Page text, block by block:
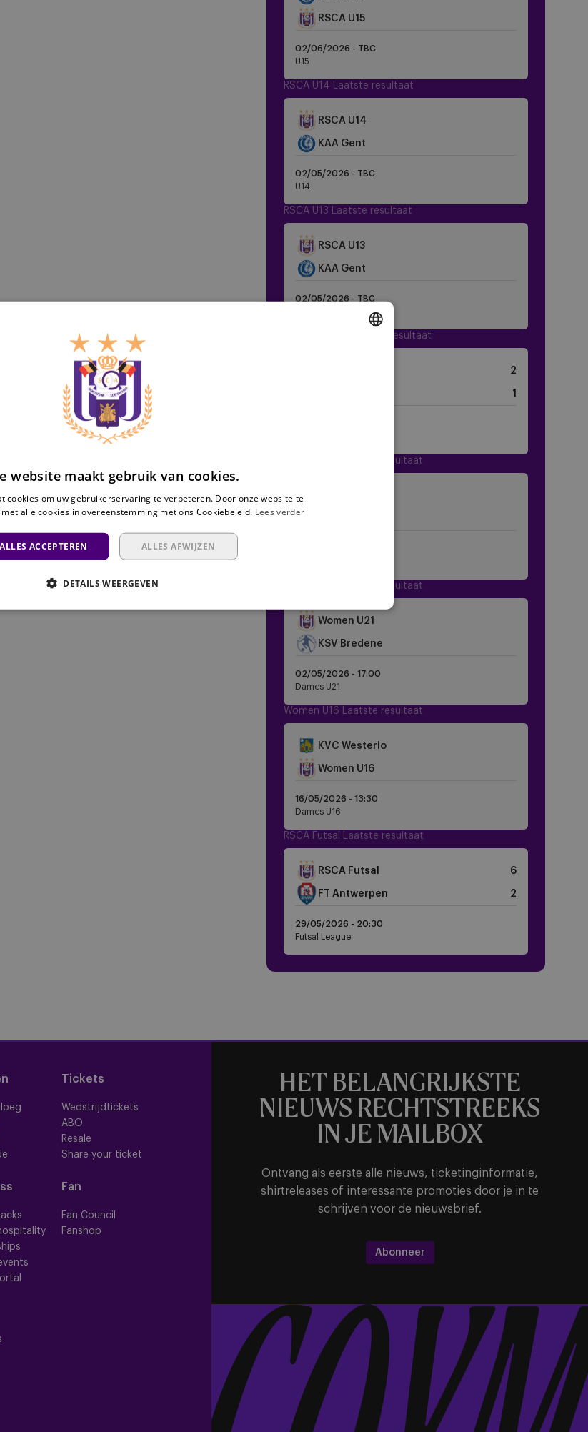
Crest
Dark
RSCA U15
02/06/2026 - TBC
U15
RSCA U14 Laatste resultaat
Crest
Dark
RSCA U14
KAA Gent
02/05/2026 - TBC
U14
RSCA U13 Laatste resultaat
Crest
Dark
RSCA U13
KAA Gent
02/05/2026 - TBC
RSCA Women Laatste resultaat
2
1
Women U18 Laatste resultaat
Dark
Crest
Women U21 Laatste resultaat
Crest
Dark
Women U21
CrestKSV Bredene
02/05/2026 - 17:00
Dames U21
Women U16 Laatste resultaat
KVC Westerlo
Crest
Dark
Women U16
16/05/2026 - 13:30
Dames U16
RSCA Futsal Laatste resultaat
Crest
Dark
RSCA Futsal 6
Crest
Dark
FT Antwerpen 2
29/05/2026 - 20:30
Futsal League
Tickets
Wedstrijdtickets
ABO
Resale
Share your ticket
Fan
Fan Council
Fanshop
HET BELANGRIJKSTE
NIEUWS RECHTSTREEKS
IN JE MAILBOX
Ontvang als eerste alle nieuws, ticketinginformatie,
shirtreleases of interessante promoties door je in te
schrijven voor de nieuwsbrief.
Abonneer
website maakt gebruik van cookies.
cookies om uw gebruikerservaring te verbeteren. Door onze website te
alle cookies in overeenstemming met ons Cookiebeleid. Lees verder
ALLES ACCEPTEREN ALLES AFWIJZEN
DETAILS WEERGEVEN